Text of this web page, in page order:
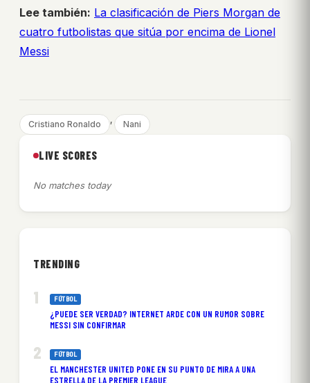
Lee también: La clasificación de Piers Morgan de
cuatro futbolistas que sitúa por encima de Lionel
Messi
Cristiano Ronaldo , Nani
LIVE SCORES
No matches today
TRENDING
FÚTBOL
¿PUEDE SER VERDAD? INTERNET ARDE CON UN RUMOR SOBRE
MESSI SIN CONFIRMAR
FÚTBOL
EL MANCHESTER UNITED PONE EN SU PUNTO DE MIRA A UNA
ESTRELLA DE LA PREMIER LEAGUE